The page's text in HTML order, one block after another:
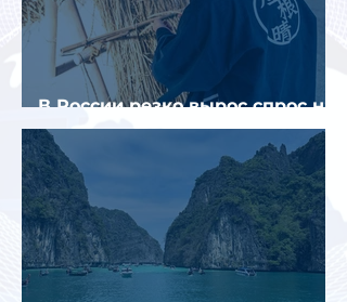
В России резко вырос спрос на
отели без звезд